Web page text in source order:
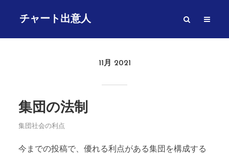
チャート出意人
11月 2021
集団の法制
集団社会の利点
今までの投稿で、優れる利点がある集団を構成する